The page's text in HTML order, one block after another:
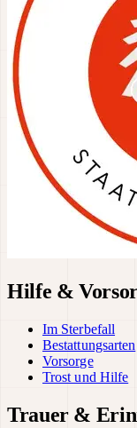
Hilfe &
Im Sterbefall
Bestattungsarten
Vorsorge
Trost und Hilfe
Trauer &